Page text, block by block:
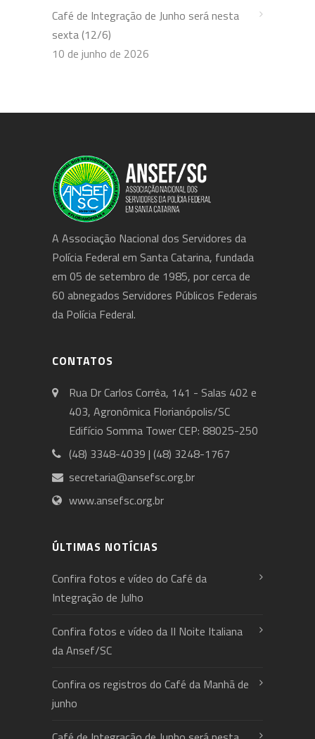
Café de Integração de Junho será nesta
sexta (12/6)
10 de junho de 2026
A Associação Nacional dos Servidores da
Polícia Federal em Santa Catarina, fundada
em 05 de setembro de 1985, por cerca de
60 abnegados Servidores Públicos Federais
da Polícia Federal.
CONTATOS
Rua Dr Carlos Corrêa, 141 - Salas 402 e
403, Agronômica Florianópolis/SC
Edifício Somma Tower CEP: 88025-250
(48) 3348-4039 | (48) 3248-1767
secretaria@ansefsc.org.br
www.ansefsc.org.br
ÚLTIMAS NOTÍCIAS
Confira fotos e vídeo do Café da
Integração de Julho
Confira fotos e vídeo da II Noite Italiana
da Ansef/SC
Confira os registros do Café da Manhã de
junho